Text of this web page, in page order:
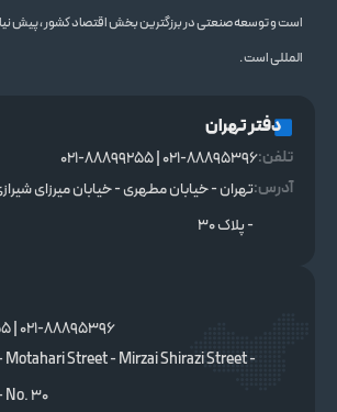
است و توسعه صنعتی در برزگترین بخش اقتصاد کشور ، پیش
المللی است .
دفتر تهران
تلفن:021-88895396 | 021-88899255
آدرس:
- پلاک ۳۰
021-88895396 | 021-88899255
Motahari Street - Mirzai Shirazi Street -
No. 30